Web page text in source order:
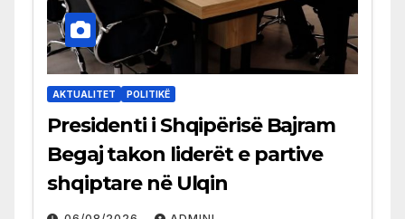
AKTUALITET POLITIKË
Presidenti i Shqipërisë Bajram
Begaj takon liderët e partive
shqiptare në Ulqin